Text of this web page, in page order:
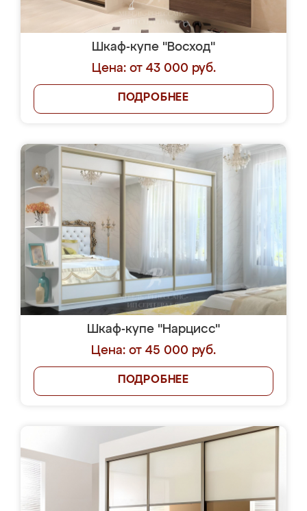
Шкаф-купе "Восход"
Цена: от 43 000 руб.
ПОДРОБНЕЕ
Шкаф-купе "Нарцисс"
Цена: от 45 000 руб.
ПОДРОБНЕЕ